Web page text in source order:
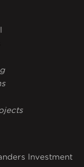
Investment